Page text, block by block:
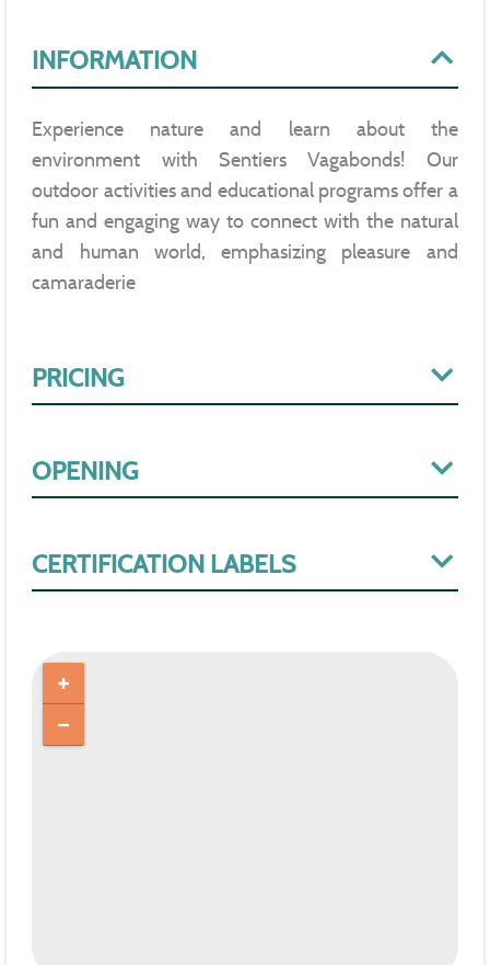
INFORMATION
Experience nature and learn about the
environment with Sentiers Vagabonds! Our
outdoor activities and educational programs offer a
fun and engaging way to connect with the natural
and human world, emphasizing pleasure and
camaraderie
PRICING
OPENING
CERTIFICATION LABELS